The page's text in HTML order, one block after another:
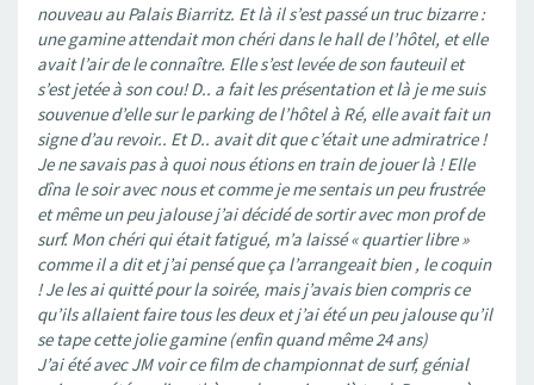
nouveau au Palais Biarritz. Et là il s’est passé un truc bizarre :
une gamine attendait mon chéri dans le hall de l’hôtel, et elle
avait l’air de le connaître. Elle s’est levée de son fauteuil et
s’est jetée à son cou! D.. a fait les présentation et là je me suis
souvenue d’elle sur le parking de l’hôtel à Ré, elle avait fait un
signe d’au revoir.. Et D.. avait dit que c’était une admiratrice !
Je ne savais pas à quoi nous étions en train de jouer là ! Elle
dîna le soir avec nous et comme je me sentais un peu frustrée
et même un peu jalouse j’ai décidé de sortir avec mon prof de
surf. Mon chéri qui était fatigué, m’a laissé « quartier libre »
comme il a dit et j’ai pensé que ça l’arrangeait bien , le coquin
! Je les ai quitté pour la soirée, mais j’avais bien compris ce
qu’ils allaient faire tous les deux et j’ai été un peu jalouse qu’il
se tape cette jolie gamine (enfin quand même 24 ans)
J’ai été avec JM voir ce film de championnat de surf, génial